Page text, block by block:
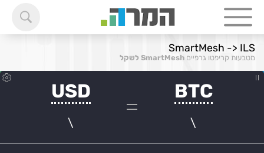
SmartMesh -> ILS
מטבעות קריפטו גרפיים SmartMesh לשקל